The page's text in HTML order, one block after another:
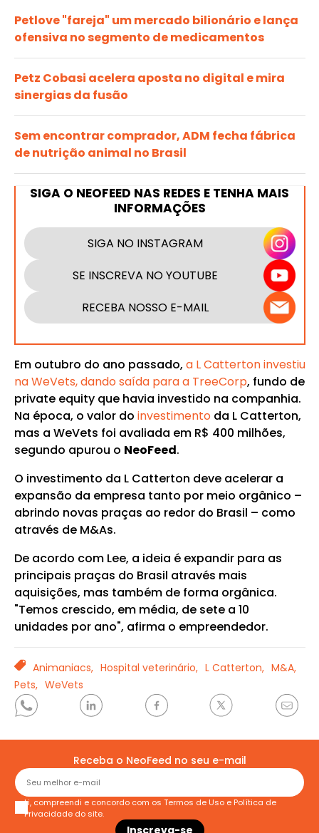
Petlove "fareja" um mercado bilionário e lança
ofensiva no segmento de medicamentos
Petz Cobasi acelera aposta no digital e mira
sinergias da fusão
Sem encontrar comprador, ADM fecha fábrica
de nutrição animal no Brasil
SIGA O NEOFEED NAS REDES E TENHA MAIS
INFORMAÇÕES
SIGA NO INSTAGRAM
SE INSCREVA NO YOUTUBE
RECEBA NOSSO E-MAIL
Em outubro do ano passado, a L Catterton investiu
na WeVets, dando saída para a TreeCorp, fundo de
private equity que havia investido na companhia.
Na época, o valor do investimentoda L Catterton,
mas a WeVets foi avaliada em R$ 400 milhões,
segundo apurou o NeoFeed.
O investimento da L Catterton deve acelerar a
expansão da empresa tanto por meio orgânico –
abrindo novas praças ao redor do Brasil – como
através de M&As.
De acordo com Lee, a ideia é expandir para as
principais praças do Brasil através mais
aquisições, mas também de forma orgânica.
"Temos crescido, em média, de sete a 10
unidades por ano", afirma o empreendedor.
TAGSAnimaniacs, Hospital veterinário, L Catterton, M&A,
Pets, WeVets
Receba o NeoFeed no seu e-mail
Li, compreendi e concordo com os Termos de Uso e Política de
Privacidade do site.